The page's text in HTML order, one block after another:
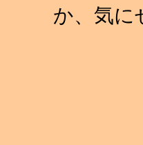
か、気に